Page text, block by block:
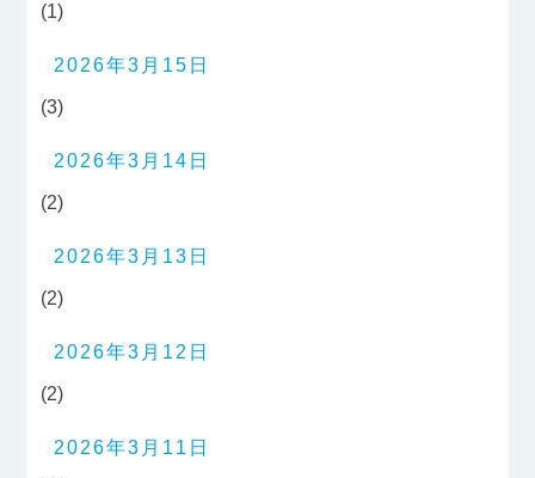
(1)
2026年3月15日
(3)
2026年3月14日
(2)
2026年3月13日
(2)
2026年3月12日
(2)
2026年3月11日